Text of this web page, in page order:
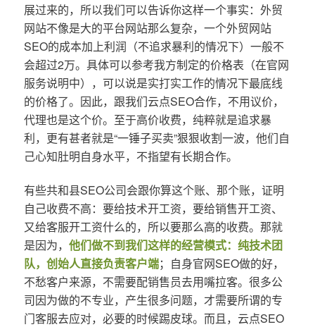
展过来的，所以我们可以告诉你这样一个事实：外贸
网站不像是大的平台网站那么复杂，一个外贸网站
SEO的成本加上利润（不追求暴利的情况下）一般不
会超过2万。具体可以参考我方制定的价格表（在官网
服务说明中），可以说是实打实工作的情况下最底线
的价格了。因此，跟我们云点SEO合作，不用议价，
代理也是这个价。至于高价收费，纯粹就是追求暴
利，更有甚者就是“一锤子买卖”狠狠收割一波，他们自
己心知肚明自身水平，不指望有长期合作。
有些共和县SEO公司会跟你算这个账、那个账，证明
自己收费不高：要给技术开工资，要给销售开工资、
又给客服开工资什么的，所以要那么高的收费。那就
是因为， 他们做不到我们这样的经营模式：纯技术团
队，创始人直接负责客户端；自身官网SEO做的好，
不愁客户来源，不需要配销售员去用嘴拉客。很多公
司因为做的不专业，产生很多问题，才需要所谓的专
门客服去应对，必要的时候踢皮球。而且，云点SEO